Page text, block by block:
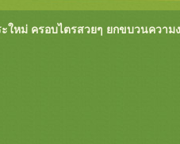
ใหม่ ครอบไตรสวยๆ ยกขบวนความ